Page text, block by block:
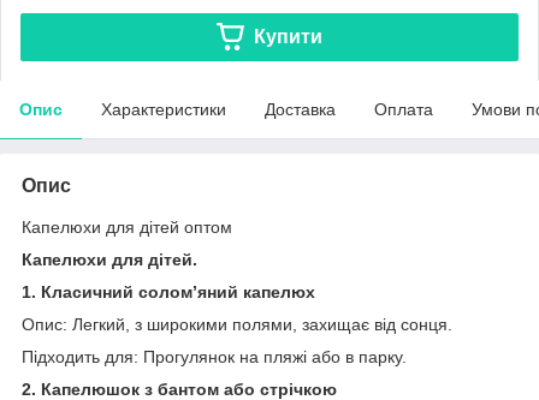
Купити
Опис Характеристики Доставка Оплата Умови
Опис
Капелюхи для дітей оптом
Капелюхи для дітей.
1. Класичний солом’яний капелюх
Опис: Легкий, з широкими полями, захищає від сонця.
Підходить для: Прогулянок на пляжі або в парку.
2. Капелюшок з бантом або стрічкою